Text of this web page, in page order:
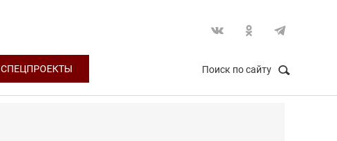
СПЕЦПРОЕКТЫ Поиск по сайту